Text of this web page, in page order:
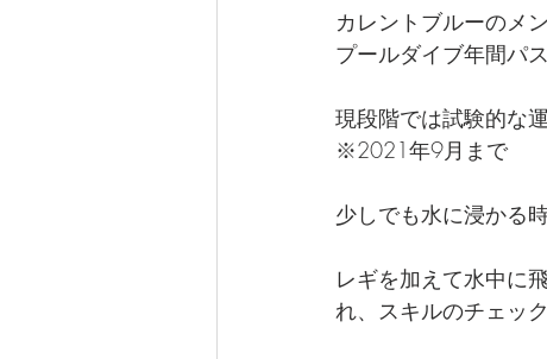
カレントブルーのメ
プールダイブ年間パ
現段階では試験的な
※2021年9月まで
少しでも水に浸かる
レギを加えて水中に
れ、スキルのチェッ